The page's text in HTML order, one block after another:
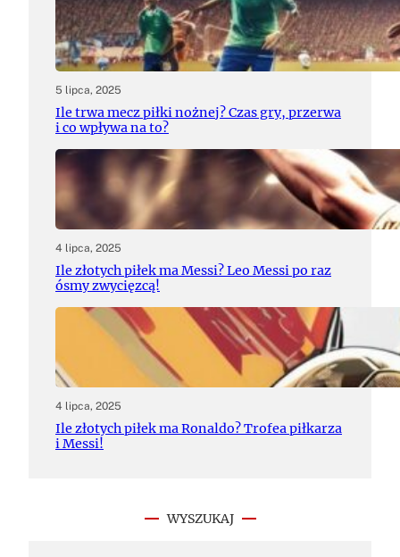
5 lipca, 2025
Ile trwa mecz piłki nożnej? Czas gry, przerwa
i co wpływa na to?
4 lipca, 2025
Ile złotych piłek ma Messi? Leo Messi po raz
ósmy zwycięzcą!
4 lipca, 2025
Ile złotych piłek ma Ronaldo? Trofea piłkarza
i Messi!
WYSZUKAJ